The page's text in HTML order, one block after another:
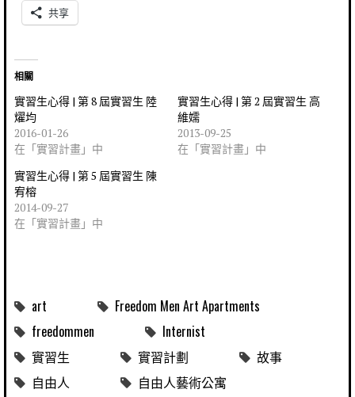
共享
相關
實習生心得 | 第 8 屆實習生 陸
燿均
2016-01-26
在「實習計畫」中
實習生心得 | 第 2 屆實習生 高
維嬬
2013-09-25
在「實習計畫」中
實習生心得 | 第 5 屆實習生 陳
宥榕
2014-09-27
在「實習計畫」中
art
Freedom Men Art Apartments
freedommen
Internist
實習生
實習計劃
故事
自由人
自由人藝術公寓